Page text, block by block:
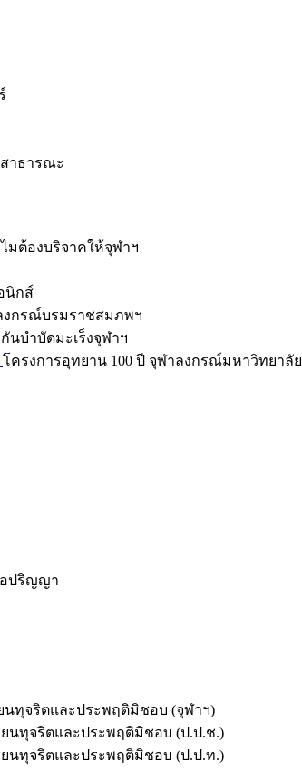
าธารณะ
มต้องบริจาคให้จุฬาฯ
นิกส์
งกรณ์บรมราชสมภพฯ
บำบัดมะเร็งจุฬาฯ
โครงการอุทยาน 100 ปี จุฬาลงกรณ์มหาวิทยาลัย
ปริญญา
นทุจริตและประพฤติมิชอบ (จุฬาฯ)
ยนทุจริตและประพฤติมิชอบ (ป.ป.ช.)
ยนทุจริตและประพฤติมิชอบ (ป.ป.ท.)